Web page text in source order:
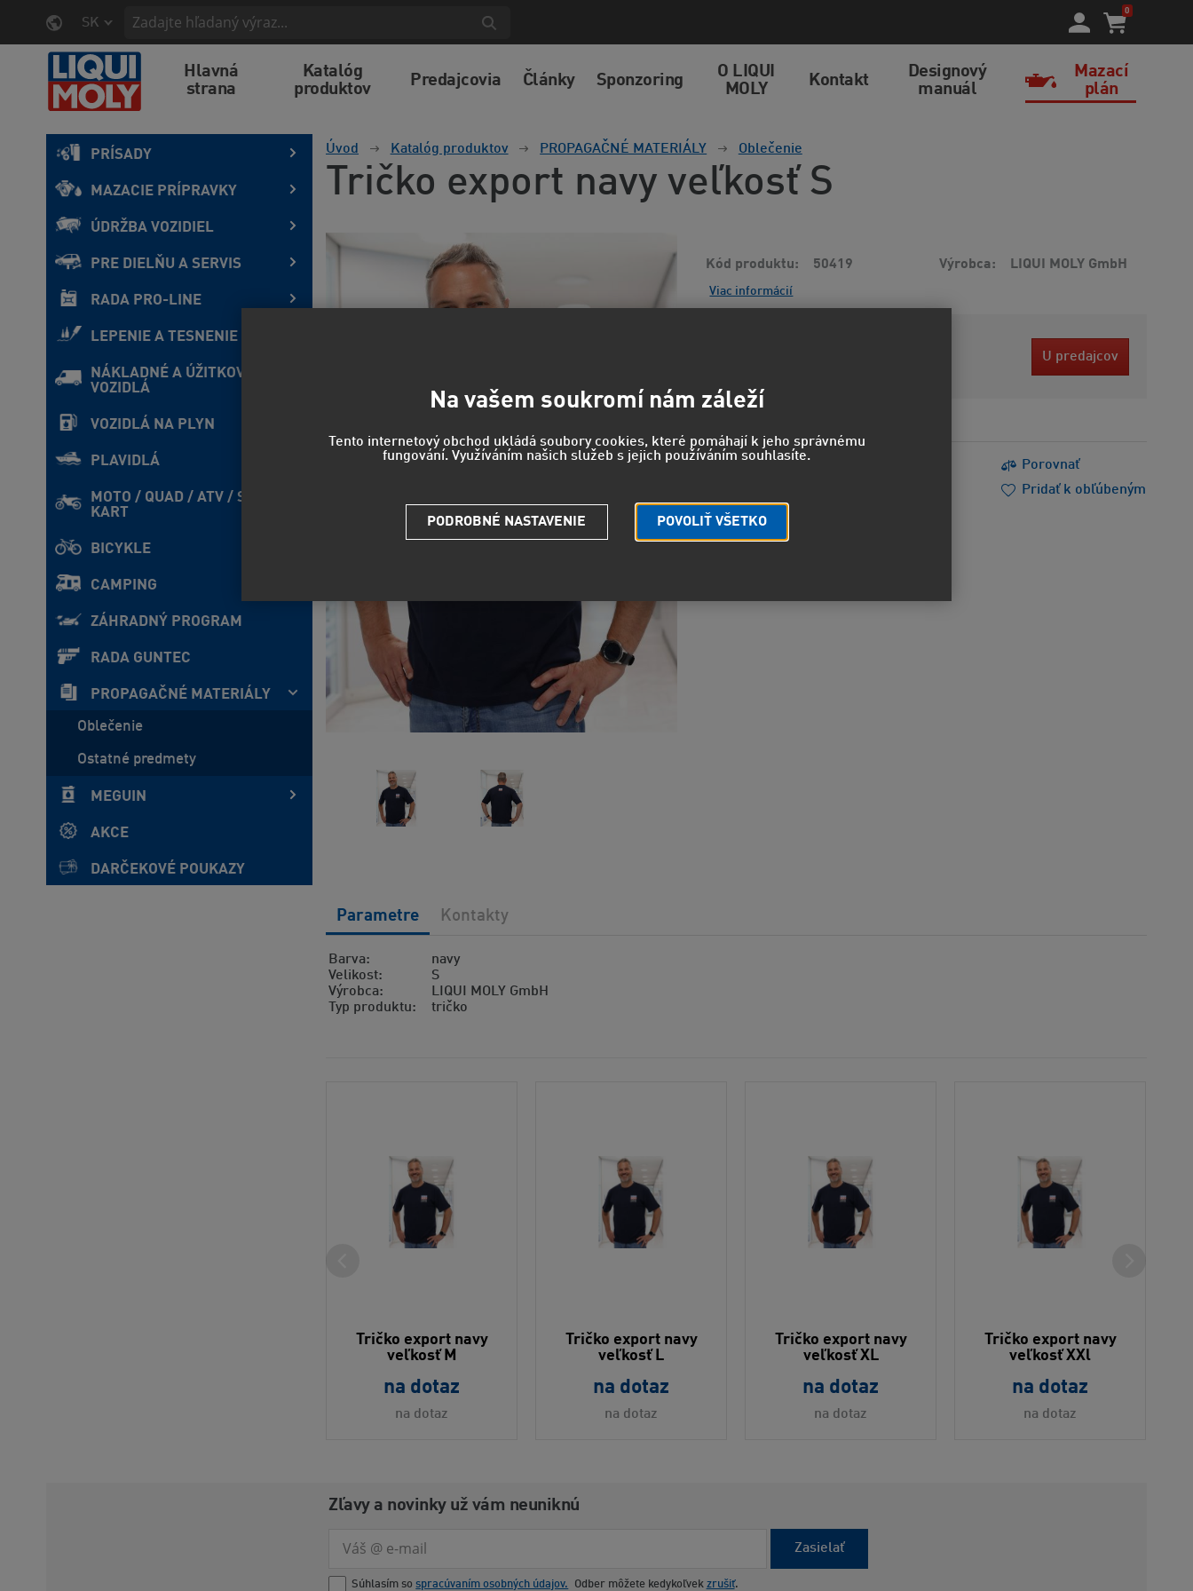
SK
0
Hlavná
strana
Katalóg
produktov
Predajcovia Články Sponzoring
O LIQUI
MOLY
Kontakt
Designový
manuál
Mazací
plán
PRÍSADY
MAZACIE PRÍPRAVKY
ÚDRŽBA VOZIDIEL
PRE DIELŇU A SERVIS
RADA PRO-LINE
LEPENIE A TESNENIE
NÁKLADNÉ A ÚŽITKOVÉ
VOZIDLÁ
VOZIDLÁ NA PLYN
PLAVIDLÁ
MOTO / QUAD / ATV / SxS /
KART
BICYKLE
CAMPING
ZÁHRADNÝ PROGRAM
RADA GUNTEC
PROPAGAČNÉ MATERIÁLY
Oblečenie
Ostatné predmety
MEGUIN
AKCE
DARČEKOVÉ POUKAZY
Úvod Katalóg produktov PROPAGAČNÉ MATERIÁLY Oblečenie
Tričko export navy veľkosť S
Kód produktu 50419 Výrobca LIQUI MOLY GmbH
Viac informácií
U predajcov
Porovnať
Pridať k obľúbeným
Barva
navy
Velikost
S
Výrobca
LIQUI MOLY GmbH
Typ produktu
tričko
Parametre Kontakty
Tričko export navy
veľkosť M
na dotaz
na dotaz
Tričko export navy
veľkosť L
na dotaz
na dotaz
Tričko export navy
veľkosť XL
na dotaz
na dotaz
Tričko export navy
veľkosť XXl
na dotaz
na dotaz
Zľavy a novinky už vám neuniknú
Zasielať
Súhlasím so spracúvaním osobných údajov. Odber môžete kedykoľvek zrušiť.
Na vašem soukromí nám záleží
Tento internetový obchod ukládá soubory cookies, které pomáhají k jeho správnému
fungování. Využíváním našich služeb s jejich používáním souhlasíte.
POVOLIŤ VŠETKO
PODROBNÉ NASTAVENIE